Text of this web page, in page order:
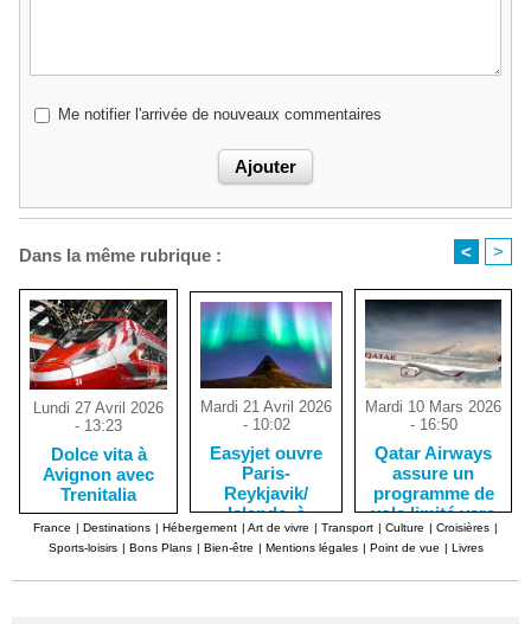
Me notifier l'arrivée de nouveaux commentaires
Dans la même rubrique : < >
Lundi 27 Avril 2026
- 13:23
Dolce vita à
Avignon avec
Trenitalia
Mardi 21 Avril 2026
- 10:02
Easyjet ouvre
Paris-
Reykjavik/
Islande, à
partir de 55
euros
Mardi 10 Mars 2026
- 16:50
Qatar Airways
assure un
programme de
vols limité vers
et depuis Doha
France | Destinations | Hébergement | Art de vivre | Transport | Culture | Croisières |
Sports-loisirs | Bons Plans | Bien-être | Mentions légales | Point de vue | Livres